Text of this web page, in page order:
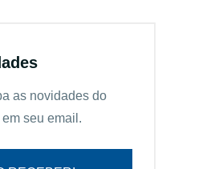
as novidades do
seu email.